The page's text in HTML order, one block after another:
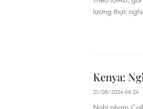
lương thực
Kenya:
21/08/2024 06:24
Nghi phạm